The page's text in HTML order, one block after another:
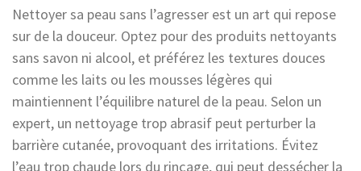
Nettoyer sa peau sans l’agresser est un art qui repose
sur de la douceur. Optez pour des produits nettoyants
sans savon ni alcool, et préférez les textures douces
comme les laits ou les mousses légères qui
maintiennent l’équilibre naturel de la peau. Selon un
expert, un nettoyage trop abrasif peut perturber la
barrière cutanée, provoquant des irritations. Évitez
l’eau trop chaude lors du rinçage, qui peut dessécher la